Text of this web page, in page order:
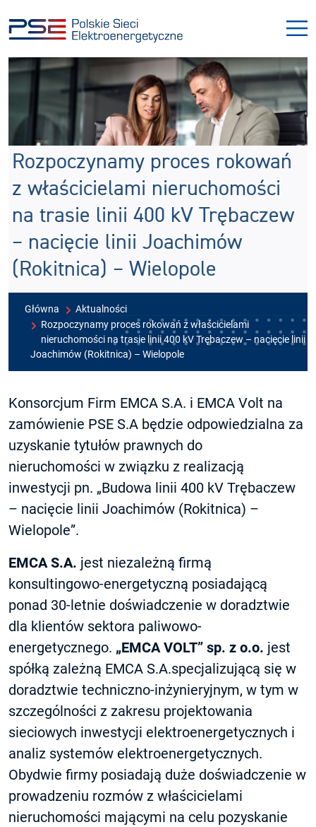
do
menu
do
treści
Rozpoczynamy proces rokowań
z właścicielami nieruchomości
na trasie linii 400 kV Trębaczew
– nacięcie linii Joachimów
(Rokitnica) – Wielopole
Główna
Aktualności
Rozpoczynamy proces rokowań z właścicielami
nieruchomości na trasie linii 400 kV Trębaczew – nacięcie linii
Joachimów (Rokitnica) – Wielopole
Konsorcjum Firm EMCA S.A. i EMCA Volt na
zamówienie PSE S.A będzie odpowiedzialna za
uzyskanie tytułów prawnych do
nieruchomości w związku z realizacją
inwestycji pn. „Budowa linii 400 kV Trębaczew
– nacięcie linii Joachimów (Rokitnica) –
Wielopole”.
EMCA S.A. jest niezależną firmą
konsultingowo-energetyczną posiadającą
ponad 30-letnie doświadczenie w doradztwie
dla klientów sektora paliwowo-
energetycznego. „EMCA VOLT” sp. z o.o. jest
spółką zależną EMCA S.A.specjalizującą się w
doradztwie techniczno-inżynieryjnym, w tym w
szczególności z zakresu projektowania
sieciowych inwestycji elektroenergetycznych i
analiz systemów elektroenergetycznych.
Obydwie firmy posiadają duże doświadczenie w
prowadzeniu rozmów z właścicielami
nieruchomości mającymi na celu pozyskanie